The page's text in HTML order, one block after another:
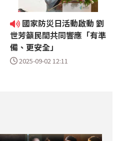
國家防災日活動啟動 劉
世芳籲民間共同響應「有準
備、更安全」
2025-09-02 12:11